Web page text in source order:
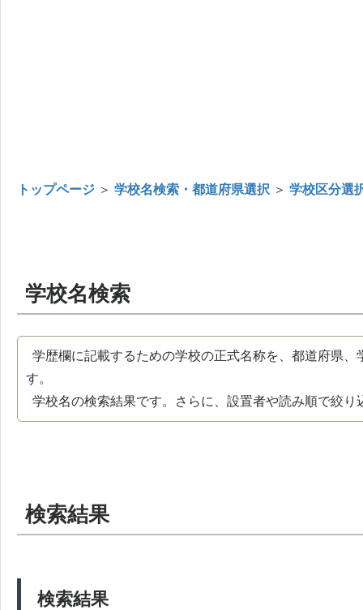
トップページ ＞ 学校名検索・都道府県選択 ＞ 学校区分選
学校名検索
学歴欄に記載するための学校の正式名称を、都道府県
す。
学校名の検索結果です。さらに、設置者や読み順で絞り
検索結果
検索結果